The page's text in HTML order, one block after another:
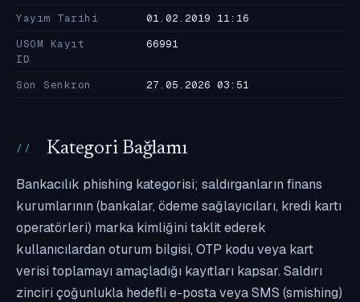
Yayım Tarihi
01.02.2019 11:16
USOM Kayıt
ID
66991
Son Senkron 27.05.2026 03:51
Kategori Bağlamı
Bankacılık phishing kategorisi; saldırganların finans
kurumlarının (bankalar, ödeme sağlayıcıları, kredi kartı
operatörleri) marka kimliğini taklit ederek
kullanıcılardan oturum bilgisi, OTP kodu veya kart
verisi toplamayı amaçladığı kayıtları kapsar. Saldırı
zinciri çoğunlukla hedefli e-posta veya SMS (smishing)